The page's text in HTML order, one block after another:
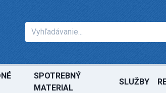
SPOTREBNÝ
MATERIAL
SLUŽBY